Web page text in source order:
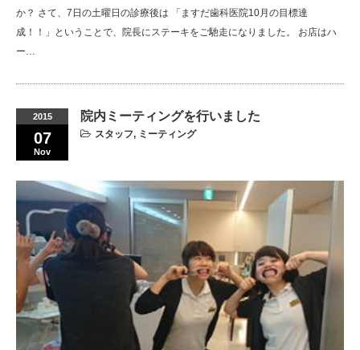
か？ さて、7日の土曜日の診療後は 「ますだ歯科医院10月の目標達
成！！」ということで、院長にステーキをご馳走になりました。 お店はハ
ー…
2015
07
Nov
院内ミーティングを行いました
スタッフ, ミーティング